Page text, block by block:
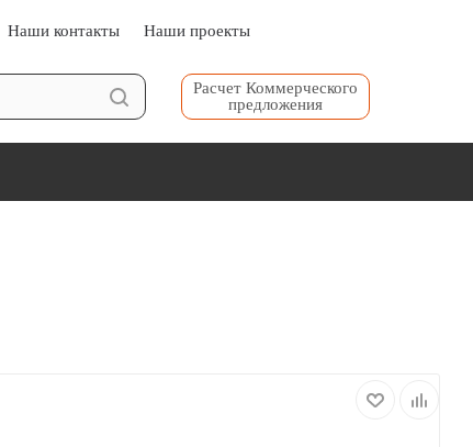
Наши контакты⠀⠀ Наши проекты⠀⠀
Расчет Коммерческого
предложения